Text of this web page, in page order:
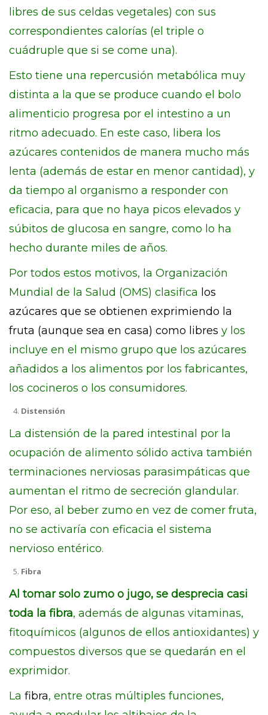
libres de sus celdas vegetales) con sus
correspondientes calorías (el triple o
cuádruple que si se come una).
Esto tiene una repercusión metabólica muy
distinta a la que se produce cuando el bolo
alimenticio progresa por el intestino a un
ritmo adecuado. En este caso, libera los
azúcares contenidos de manera mucho más
lenta (además de estar en menor cantidad), y
da tiempo al organismo a responder con
eficacia, para que no haya picos elevados y
súbitos de glucosa en sangre, como lo ha
hecho durante miles de años.
Por todos estos motivos, la Organización
Mundial de la Salud (OMS) clasifica los
azúcares que se obtienen exprimiendo la
fruta (aunque sea en casa) como libres y los
incluye en el mismo grupo que los azúcares
añadidos a los alimentos por los fabricantes,
los cocineros o los consumidores.
Distensión
La distensión de la pared intestinal por la
ocupación de alimento sólido activa también
terminaciones nerviosas parasimpáticas que
aumentan el ritmo de secreción glandular.
Por eso, al beber zumo en vez de comer fruta,
no se activaría con eficacia el sistema
nervioso entérico.
Fibra
Al tomar solo zumo o jugo, se desprecia casi
toda la fibra, además de algunas vitaminas,
fitoquímicos (algunos de ellos antioxidantes) y
compuestos diversos que se quedarán en el
exprimidor.
La fibra, entre otras múltiples funciones,